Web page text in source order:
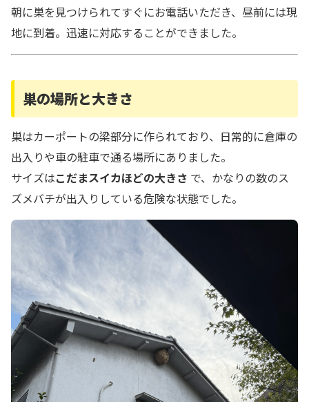
朝に巣を見つけられてすぐにお電話いただき、昼前には現
地に到着。迅速に対応することができました。
巣の場所と大きさ
巣はカーポートの梁部分に作られており、日常的に倉庫の
出入りや車の駐車で通る場所にありました。
サイズはこだまスイカほどの大きさ で、かなりの数のス
ズメバチが出入りしている危険な状態でした。